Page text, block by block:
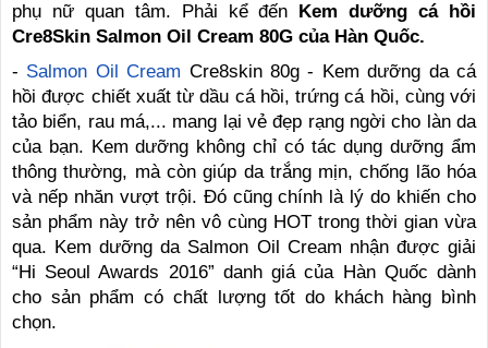
phụ nữ quan tâm. Phải kể đến
Kem dưỡng cá hồi
Cre8Skin Salmon Oil Cream 80G của Hàn Quốc.
- Salmon Oil Cream Cre8skin 80g - Kem dưỡng da cá
hồi được chiết xuất từ dầu cá hồi, trứng cá hồi, cùng với
tảo biển, rau má,... mang lại vẻ đẹp rạng ngời cho làn da
của bạn. Kem dưỡng không chỉ có tác dụng dưỡng ẩm
thông thường, mà còn giúp da trắng mịn, chống lão hóa
và nếp nhăn vượt trội. Đó cũng chính là lý do khiến cho
sản phẩm này trở nên vô cùng HOT trong thời gian vừa
qua. Kem dưỡng da Salmon Oil Cream nhận được giải
“Hi Seoul Awards 2016” danh giá của Hàn Quốc dành
cho sản phẩm có chất lượng tốt do khách hàng bình
chọn.